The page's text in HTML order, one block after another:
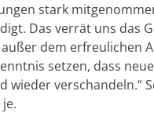
stark
Das verrät uns das
dem erfreulichen
setzen, dass
wieder verschandeln.“